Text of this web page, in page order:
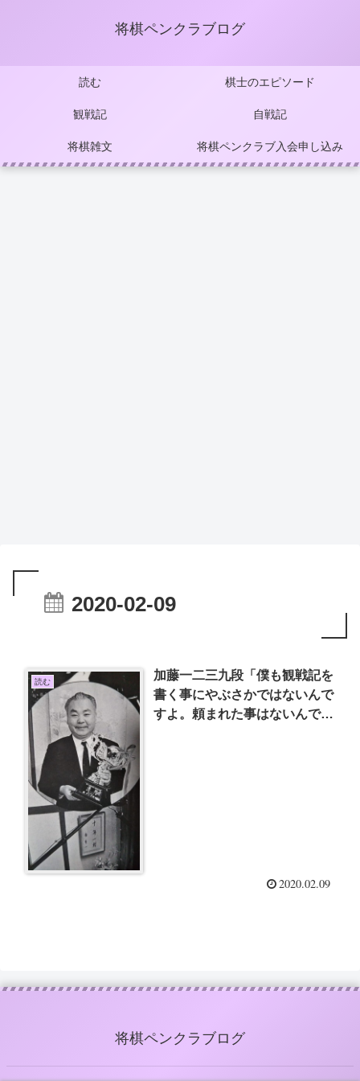
将棋ペンクラブログ
読む 棋士のエピソード
観戦記 自戦記
将棋雑文 将棋ペンクラブ入会申し込み
2020-02-09
読む
加藤一二三九段「僕も観戦記を
書く事にやぶさかではないんで
すよ。頼まれた事はないんです
2020.02.09
将棋ペンクラブログ